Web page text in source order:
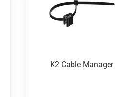
K2 Cable Ma­na­ger